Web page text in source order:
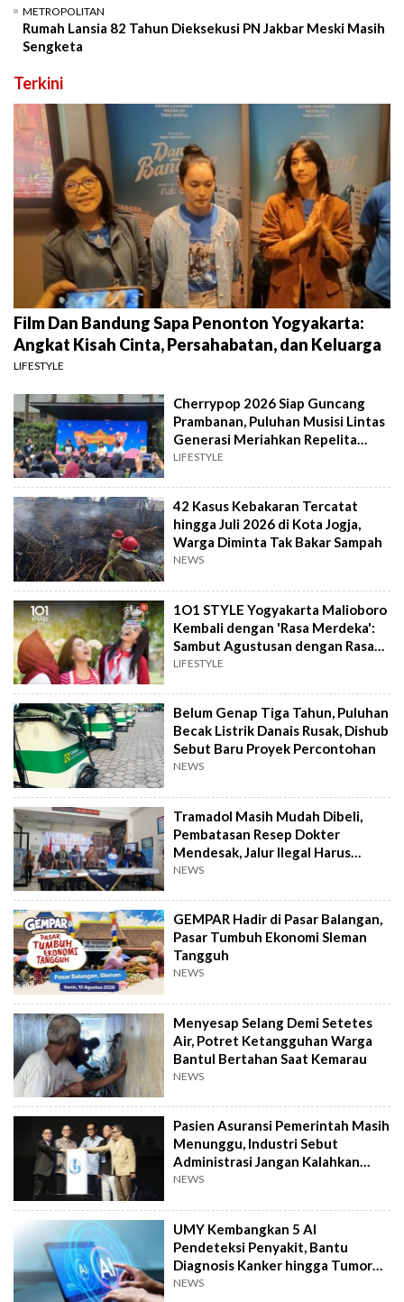
METROPOLITAN
Rumah Lansia 82 Tahun Dieksekusi PN Jakbar Meski Masih
Sengketa
Terkini
Film Dan Bandung Sapa Penonton Yogyakarta:
Angkat Kisah Cinta, Persahabatan, dan Keluarga
LIFESTYLE
Cherrypop 2026 Siap Guncang
Prambanan, Puluhan Musisi Lintas
Generasi Meriahkan Repelita
Musik
LIFESTYLE
42 Kasus Kebakaran Tercatat
hingga Juli 2026 di Kota Jogja,
Warga Diminta Tak Bakar Sampah
NEWS
1O1 STYLE Yogyakarta Malioboro
Kembali dengan 'Rasa Merdeka':
Sambut Agustusan dengan Rasa
dan Tawa
LIFESTYLE
Belum Genap Tiga Tahun, Puluhan
Becak Listrik Danais Rusak, Dishub
Sebut Baru Proyek Percontohan
NEWS
Tramadol Masih Mudah Dibeli,
Pembatasan Resep Dokter
Mendesak, Jalur Ilegal Harus
Distop
NEWS
GEMPAR Hadir di Pasar Balangan,
Pasar Tumbuh Ekonomi Sleman
Tangguh
NEWS
Menyesap Selang Demi Setetes
Air, Potret Ketangguhan Warga
Bantul Bertahan Saat Kemarau
NEWS
Pasien Asuransi Pemerintah Masih
Menunggu, Industri Sebut
Administrasi Jangan Kalahkan
Kemanusiaan
NEWS
UMY Kembangkan 5 AI
Pendeteksi Penyakit, Bantu
Diagnosis Kanker hingga Tumor
Otak Lebih Cepat
NEWS